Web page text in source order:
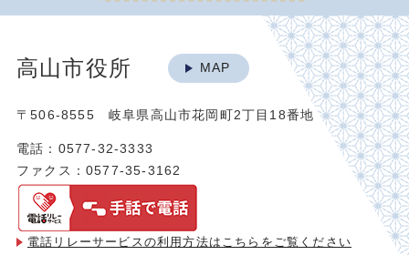
高山市役所 MAP
〒506-8555 岐阜県高山市花岡町2丁目18番地
電話：0577-32-3333
ファクス：0577-35-3162
電話リレーサービスの利用方法は こちらをご覧ください